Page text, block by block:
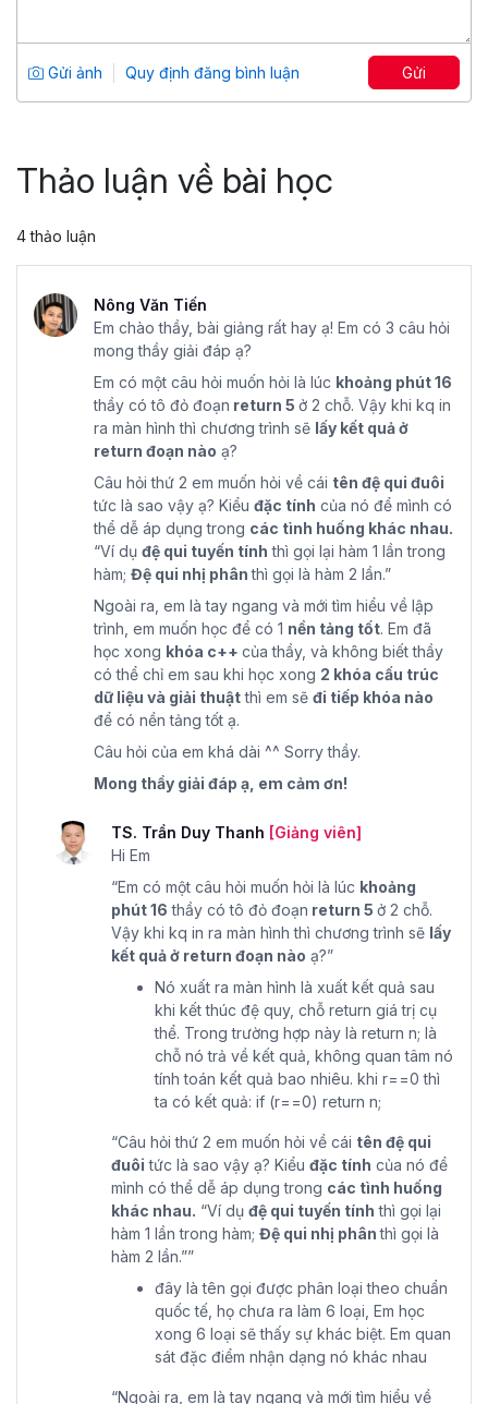
499,000 đ
799,000 đ
Gửi ảnh Quy định đăng bình luận Gửi
Thảo luận về bài học
4 thảo luận
Nông Văn Tiến
Em chào thầy, bài giảng rất hay ạ! Em có 3 câu hỏi
mong thầy giải đáp ạ?
Em có một câu hỏi muốn hỏi là lúc khoảng phút 16
thầy có tô đỏ đoạn return 5 ở 2 chỗ. Vậy khi kq in
ra màn hình thì chương trình sẽ lấy kết quả ở
return đoạn nào ạ?
Câu hỏi thứ 2 em muốn hỏi về cái tên đệ qui đuôi
tức là sao vậy ạ? Kiểu đặc tính của nó để mình có
thể dễ áp dụng trong các tình huống khác nhau.
“Ví dụ đệ qui tuyến tính thì gọi lại hàm 1 lần trong
hàm; Đệ qui nhị phânthì gọi là hàm 2 lần.”
Ngoài ra, em là tay ngang và mới tìm hiểu về lập
trình, em muốn học để có 1 nền tảng tốt. Em đã
học xong khóa c++ của thầy, và không biết thầy
có thể chỉ em sau khi học xong 2 khóa cấu trúc
dữ liệu và giải thuậtthì em sẽ đi tiếp khóa nào
để có nền tảng tốt ạ.
Câu hỏi của em khá dài ^^ Sorry thầy.
Mong thầy giải đáp ạ, em cảm ơn!
TS. Trần Duy Thanh [Giảng viên]
Hi Em
“Em có một câu hỏi muốn hỏi là lúc khoảng
phút 16 thầy có tô đỏ đoạn return 5 ở 2 chỗ.
Vậy khi kq in ra màn hình thì chương trình sẽ lấy
kết quả ở return đoạn nào ạ?”
Nó xuất ra màn hình là xuất kết quả sau
khi kết thúc đệ quy, chỗ return giá trị cụ
thể. Trong trường hợp này là return n; là
chỗ nó trả về kết quả, không quan tâm nó
tính toán kết quả bao nhiêu. khi r==0 thì
ta có kết quả: if (r==0) return n;
“Câu hỏi thứ 2 em muốn hỏi về cái tên đệ qui
đuôi tức là sao vậy ạ? Kiểu đặc tính của nó để
mình có thể dễ áp dụng trong các tình huống
khác nhau. “Ví dụ đệ qui tuyến tính thì gọi lại
hàm 1 lần trong hàm; Đệ qui nhị phânthì gọi là
hàm 2 lần.””
đây là tên gọi được phân loại theo chuẩn
quốc tế, họ chưa ra làm 6 loại, Em học
xong 6 loại sẽ thấy sự khác biệt. Em quan
sát đặc điểm nhận dạng nó khác nhau
“Ngoài ra, em là tay ngang và mới tìm hiểu về